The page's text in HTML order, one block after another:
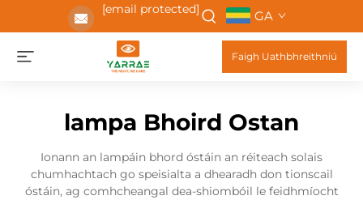
[email protected] GA
Faigh Uathbhreithniú
lampa Bhoird Ostan
Ionann an lampáin bhord óstáin an réiteach solais
chumhachtach go speisialta a dhearadh don tionscail
óstáin, ag comhcheangal dea-shiombóil le feidhmíocht